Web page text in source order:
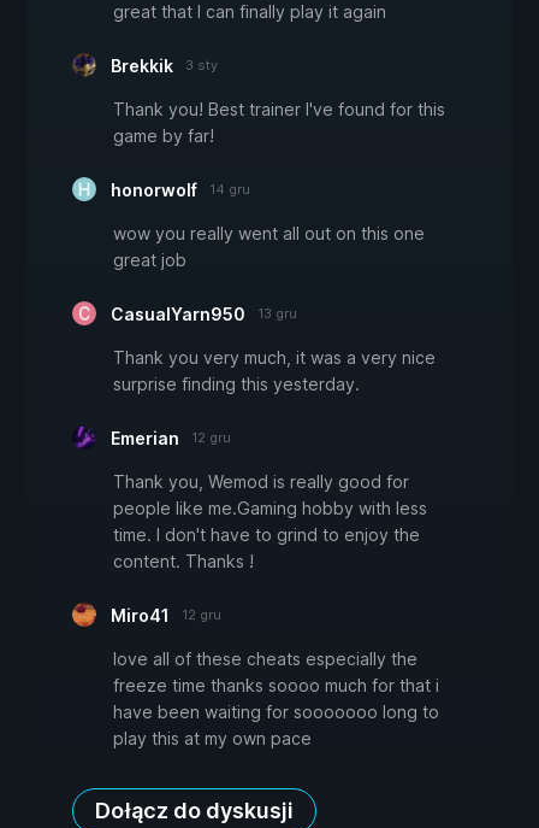
great that I can finally play it again
Brekkik 3 sty
Thank you! Best trainer I've found for this
game by far!
honorwolf 14 gru
wow you really went all out on this one
great job
CasualYarn950 13 gru
Thank you very much, it was a very nice
surprise finding this yesterday.
Emerian 12 gru
Thank you, Wemod is really good for
people like me.Gaming hobby with less
time. I don't have to grind to enjoy the
content. Thanks !
Miro41 12 gru
love all of these cheats especially the
freeze time thanks soooo much for that i
have been waiting for sooooooo long to
play this at my own pace
Dołącz do dyskusji